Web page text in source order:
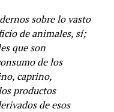
sobre lo vasto
de animales, sí;
que son
de los
caprino,
productos
de esos